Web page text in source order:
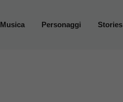
Musica Personaggi Stories